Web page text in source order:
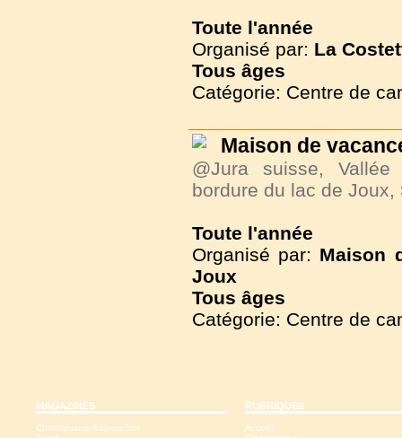
Toute l'année
Organisé par: La
Tous âges
Catégorie: Centre de
Maison de
@Jura suisse,
bordure du lac de Joux,
Toute l'année
Organisé par: Maison
Joux
Tous âges
Catégorie: Centre de
MAGAZINES
Christianisme Aujourd'hui
RUBRIQUES
Accueil